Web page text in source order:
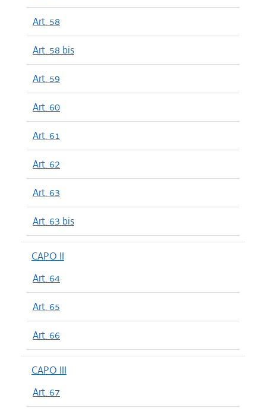
Art. 58
Art. 58 bis
Art. 59
Art. 60
Art. 61
Art. 62
Art. 63
Art. 63 bis
CAPO II
Art. 64
Art. 65
Art. 66
CAPO III
Art. 67